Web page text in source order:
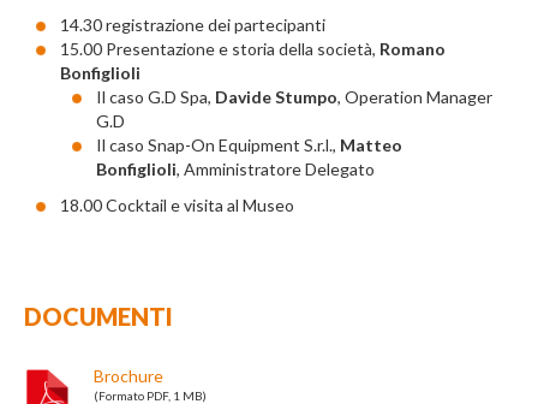
14.30 registrazione dei partecipanti
15.00 Presentazione e storia della società, Romano
Bonfiglioli
Il caso G.D Spa, Davide Stumpo, Operation Manager
G.D
Il caso Snap-On Equipment S.r.l., Matteo
Bonfiglioli, Amministratore Delegato
18.00 Cocktail e visita al Museo
DOCUMENTI
Brochure
(Formato PDF, 1 MB)